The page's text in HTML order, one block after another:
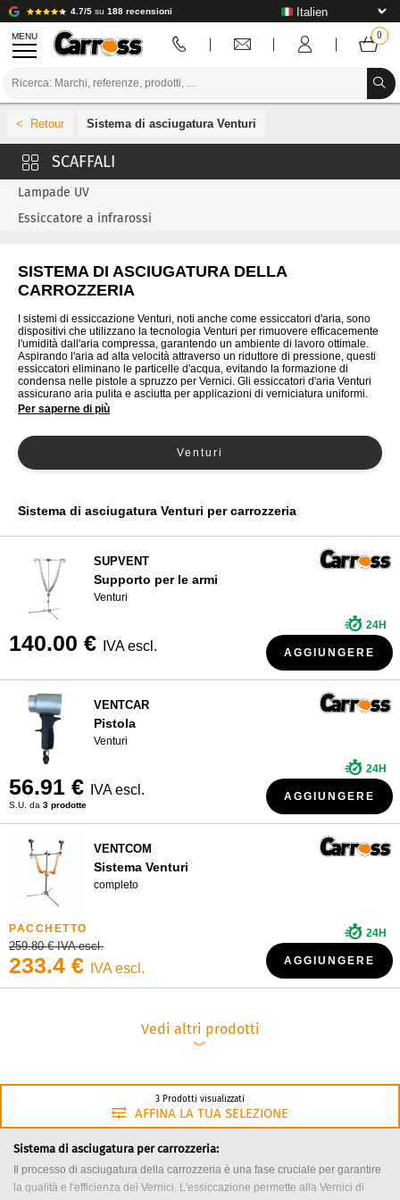
4.7/5 su 188 recensioni
MENU
STRUMENTI PER LA CARROZZERIA
ATTREZZATURE PER CARROZZERIA
MARCHE
INSTALLAZIONE IN LABORATORIO
TUTORIAL E CONSIGLI
Sistema di asciugatura Venturi
Lampade UV
Essiccatore a infrarossi
SISTEMA DI ASCIUGATURA DELLA
CARROZZERIA
I sistemi di essiccazione Venturi, noti anche come essiccatori d'aria, sono
dispositivi che utilizzano la tecnologia Venturi per rimuovere efficacemente
l'umidità dall'aria compressa, garantendo un ambiente di lavoro ottimale.
Aspirando l'aria ad alta velocità attraverso un riduttore di pressione, questi
essiccatori eliminano le particelle d'acqua, evitando la formazione di
condensa nelle pistole a spruzzo per Vernici. Gli essiccatori d'aria Venturi
assicurano aria pulita e asciutta per applicazioni di verniciatura uniformi.
Per saperne di più
Venturi
Sistema di asciugatura Venturi per carrozzeria
SUPVENT
Supporto per le armi
Venturi
140.00 € IVA escl.
24H
AGGIUNGERE
VENTCAR
Pistola
Venturi
56.91 € IVA escl.
S.U. da 3 prodotte
24H
AGGIUNGERE
VENTCOM
Sistema Venturi
completo
259.80 € IVA escl.
233.4 € IVA escl.
24H
AGGIUNGERE
Vedi altri prodotti
︾
3 Prodotti visualizzati
AFFINA LA TUA SELEZIONE
Sistema di asciugatura per carrozzeria:
Il processo di asciugatura della carrozzeria è una fase cruciale per garantire
la qualità e l'efficienza dei Vernici. L'essiccazione permette alla Vernici di